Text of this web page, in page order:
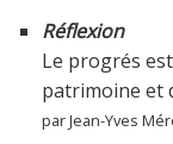
Réflexion
Le progrés
patrimoine et
par Jean-Yves